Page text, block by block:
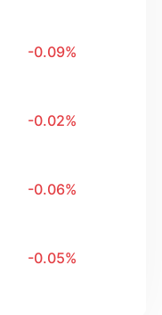
-0.09%
-0.02%
-0.06%
-0.05%